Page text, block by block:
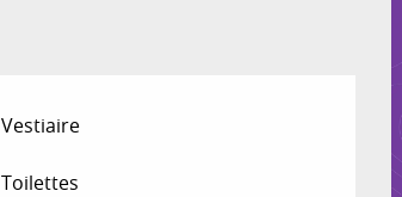
Vestiaire
Toilettes